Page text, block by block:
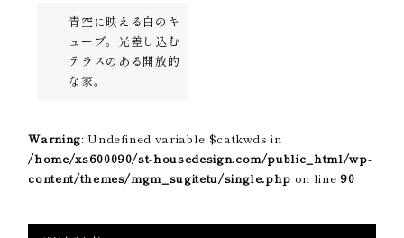
青空に映える白のキ
ューブ。光差し込む
テラスのある開放的
な家。
Warning: Undefined variable $catkwds in
/home/xs600090/st-housedesign.com/public_html/wp-
content/themes/mgm_sugitetu/single.php on line 90